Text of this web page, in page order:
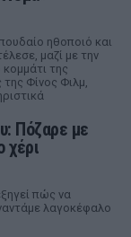
ηθοποιό και
μαζί με την
της
της Φίνος Φιλμ,
Πόζαρε με
χέρι
πώς να
λαγοκέφαλο